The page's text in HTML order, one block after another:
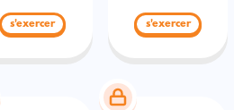
s'exercer s'exercer